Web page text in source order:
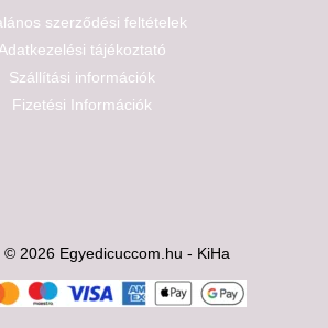
szerződési feltételek
tájékoztató
Szállítási információk
Fizetési Információk
© 2026 Egyedicuccom.hu - KiHa